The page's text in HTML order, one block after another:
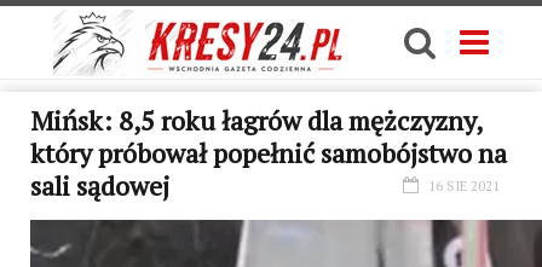
Mińsk: 8,5 roku łagrów dla mężczyzny,
który próbował popełnić samobójstwo na
sali sądowej
16 SIE 2021